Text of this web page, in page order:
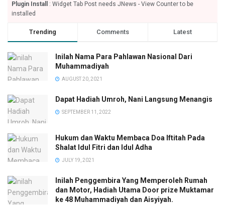
Plugin Install
: Widget Tab Post needs JNews - View Counter to be
installed
Trending Comments Latest
Inilah Nama Para Pahlawan Nasional Dari
Muhammadiyah
AUGUST 20, 2021
Dapat Hadiah Umroh, Nani Langsung Menangis
SEPTEMBER 11, 2022
Hukum dan Waktu Membaca Doa Iftitah Pada
Shalat Idul Fitri dan Idul Adha
JULY 19, 2021
Inilah Penggembira Yang Memperoleh Rumah
dan Motor, Hadiah Utama Door prize Muktamar
ke 48 Muhammadiyah dan Aisyiyah.